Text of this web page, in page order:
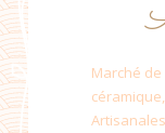
Marché de